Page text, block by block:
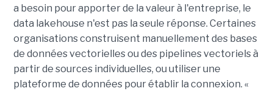
a besoin pour apporter de la valeur à l'entreprise, le
data lakehouse n'est pas la seule réponse. Certaines
organisations construisent manuellement des bases
de données vectorielles ou des pipelines vectoriels à
partir de sources individuelles, ou utiliser une
plateforme de données pour établir la connexion. «